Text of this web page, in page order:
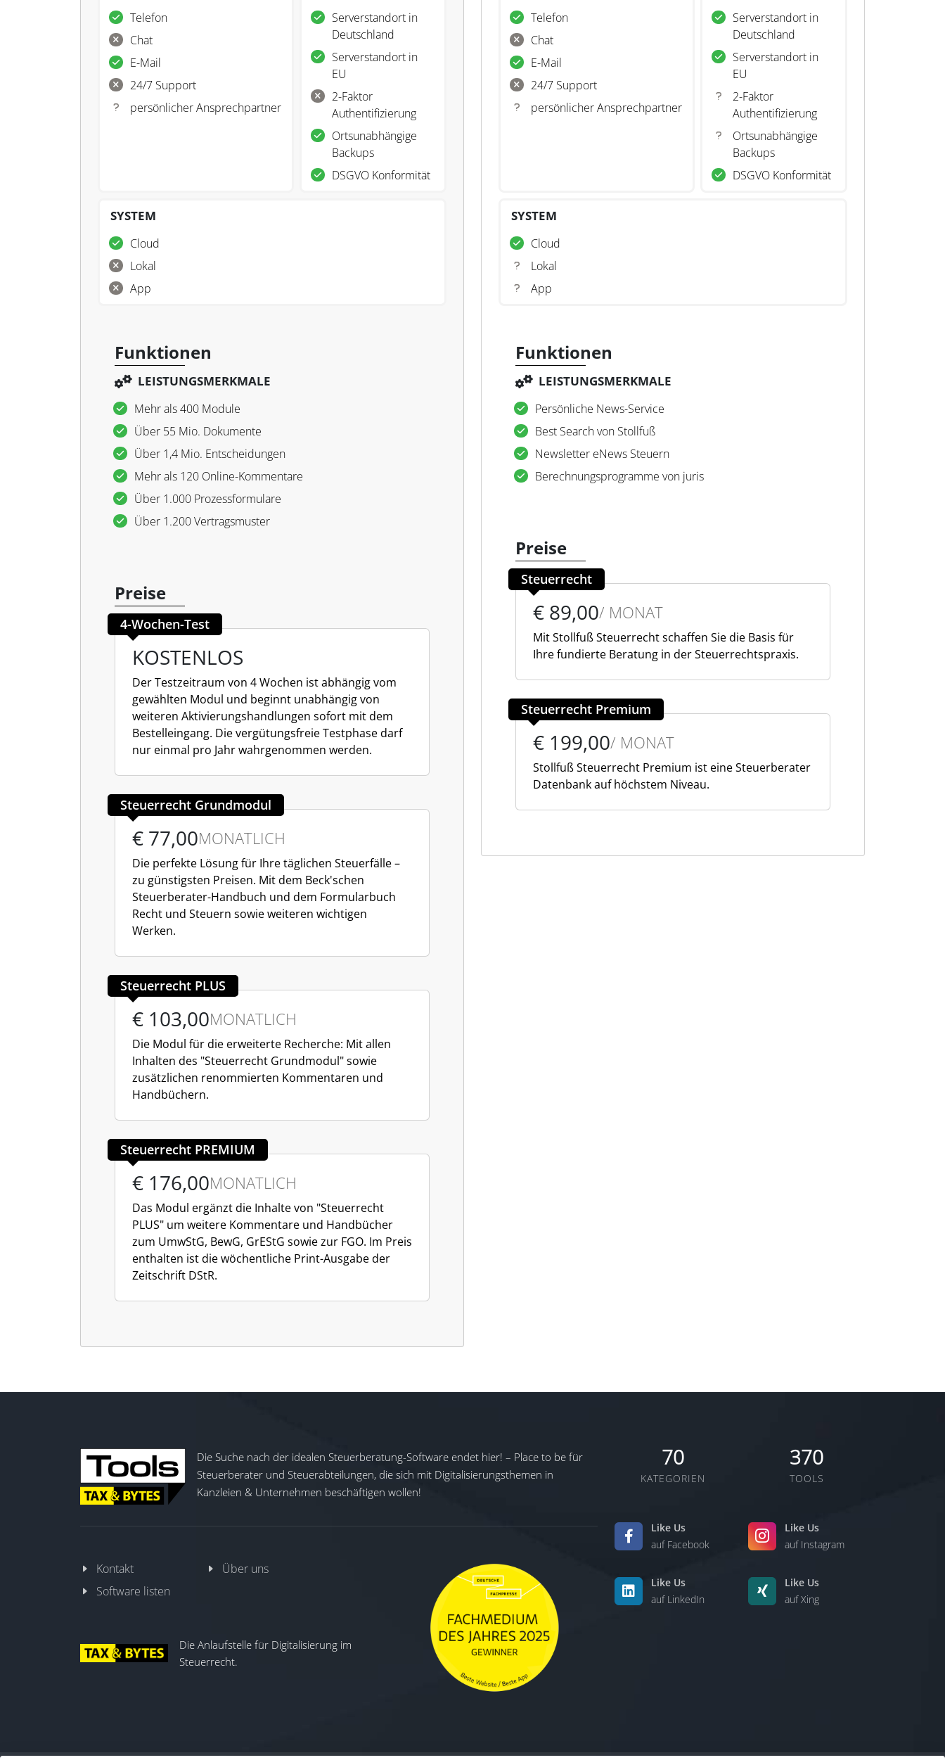
Telefon
Chat
E-Mail
24/7 Support
persönlicher Ansprechpartner
Serverstandort in
Deutschland
Serverstandort in
EU
2-Faktor
Authentifizierung
Ortsunabhängige
Backups
DSGVO Konformität
SYSTEM
Cloud
Lokal
App
Funktionen
LEISTUNGSMERKMALE
Mehr als 400 Module
Über 55 Mio. Dokumente
Über 1,4 Mio. Entscheidungen
Mehr als 120 Online-Kommentare
Über 1.000 Prozessformulare
Über 1.200 Vertragsmuster
Preise
4-Wochen-Test
KOSTENLOS
Der Testzeitraum von 4 Wochen ist abhängig vom
gewählten Modul und beginnt unabhängig von
weiteren Aktivierungshandlungen sofort mit dem
Bestelleingang. Die vergütungsfreie Testphase darf
nur einmal pro Jahr wahrgenommen werden.
Steuerrecht Grundmodul
€ 77,00MONATLICH
Die perfekte Lösung für Ihre täglichen Steuerfälle –
zu günstigsten Preisen. Mit dem Beck'schen
Steuerberater-Handbuch und dem Formularbuch
Recht und Steuern sowie weiteren wichtigen
Werken.
Steuerrecht PLUS
€ 103,00MONATLICH
Die Modul für die erweiterte Recherche: Mit allen
Inhalten des "Steuerrecht Grundmodul" sowie
zusätzlichen renommierten Kommentaren und
Handbüchern.
Steuerrecht PREMIUM
€ 176,00MONATLICH
Das Modul ergänzt die Inhalte von "Steuerrecht
PLUS" um weitere Kommentare und Handbücher
zum UmwStG, BewG, GrEStG sowie zur FGO. Im Preis
enthalten ist die wöchentliche Print-Ausgabe der
Zeitschrift DStR.
Telefon
Chat
E-Mail
24/7 Support
persönlicher Ansprechpartner
Serverstandort in
Deutschland
Serverstandort in
EU
2-Faktor
Authentifizierung
Ortsunabhängige
Backups
DSGVO Konformität
SYSTEM
Cloud
Lokal
App
Funktionen
LEISTUNGSMERKMALE
Persönliche News-Service
Best Search von Stollfuß
Newsletter eNews Steuern
Berechnungsprogramme von juris
Preise
Steuerrecht
€ 89,00/ MONAT
Mit Stollfuß Steuerrecht schaffen Sie die Basis für
Ihre fundierte Beratung in der Steuerrechtspraxis.
Steuerrecht Premium
€ 199,00/ MONAT
Stollfuß Steuerrecht Premium ist eine Steuerberater
Datenbank auf höchstem Niveau.
Die Suche nach der idealen Steuerberatung-Software endet hier! – Place to be für
Steuerberater und Steuerabteilungen, die sich mit Digitalisierungsthemen in
Kanzleien & Unternehmen beschäftigen wollen!
Kontakt
Über uns
Software listen
Die Anlaufstelle für Digitalisierung im
Steuerrecht.
70
KATEGORIEN
370
TOOLS
Like Us
auf Facebook
Like Us
auf Instagram
Like Us
auf LinkedIn
Like Us
auf Xing